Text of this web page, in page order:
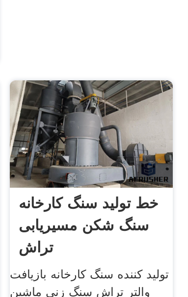
خط تولید سنگ کارخانه
سنگ شکن مسیریابی
تراش
تولید کننده سنگ کارخانه بازیافت
والتر تراش سنگ زنی ماشین